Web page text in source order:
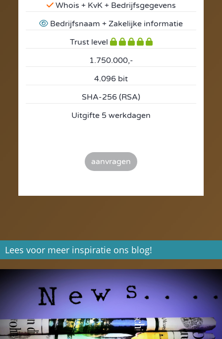
Whois + KvK + Bedrijfsgegevens
Bedrijfsnaam + Zakelijke informatie
Trust level
1.750.000,-
4.096 bit
SHA-256 (RSA)
Uitgifte 5 werkdagen
aanvragen
Lees voor meer inspiratie ons blog!